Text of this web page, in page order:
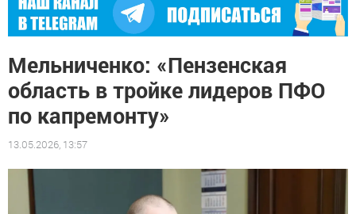
Мельниченко: «Пензенская
область в тройке лидеров ПФО
по капремонту»
13.05.2026, 13:57